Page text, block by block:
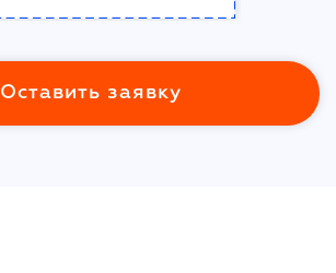
Оставить заявку